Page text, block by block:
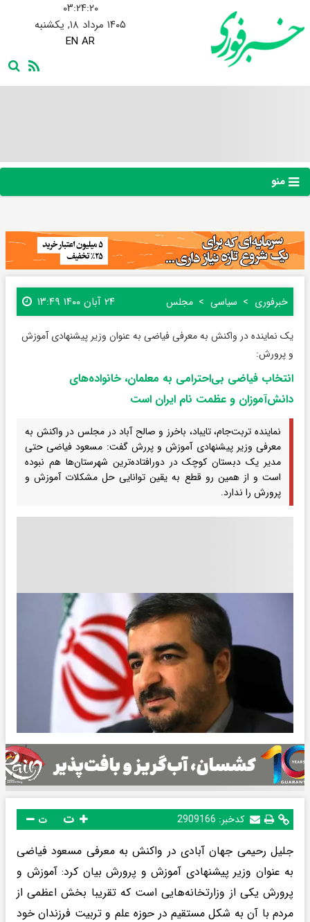
۰۳:۲۴:۲۱
۱۴۰۵ مرداد ۱۸, یکشنبه
EN AR
منو
خبرفوری سیاسی مجلس ۲۴ آبان ۱۴۰۰ ۱۳:۴۹
یک نماینده در واکنش به معرفی فیاضی به عنوان وزیر پیشنهادی آموزش
و پرورش:
انتخاب فیاضی بی‌احترامی به معلمان، خانواده‌های
دانش‌آموزان و عظمت نام ایران است
نماینده تربت‌جام، تایباد، باخرز و صالح آباد در مجلس در واکنش به
معرفی وزیر پیشنهادی آموزش و پررش گفت: مسعود فیاضی حتی
مدیر یک دبستان کوچک در دورافتاده‌ترین شهرستان‌ها هم نبوده
است و از همین رو قطع به یقین توانایی حل مشکلات آموزش و
پرورش را ندارد.
کدخبر: 2909166 ت
جلیل رحیمی جهان آبادی در واکنش به معرفی مسعود فیاضی
به عنوان وزیر پیشنهادی آموزش و پرورش بیان کرد: آموزش و
پرورش یکی از وزارتخانه‌هایی است که تقریبا بخش اعظمی از
مردم با آن به شکل مستقیم در حوزه علم و تربیت فرزندان خود